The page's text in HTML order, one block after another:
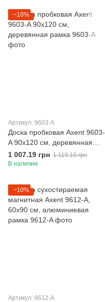
−10%
Артикул: 9603-A
Доска пробковая Axent 9603-
A 90х120 см, деревянная
рамка
1 007.19 грн 1 119.10 грн
В наличии
−10%
Артикул: 9612-A